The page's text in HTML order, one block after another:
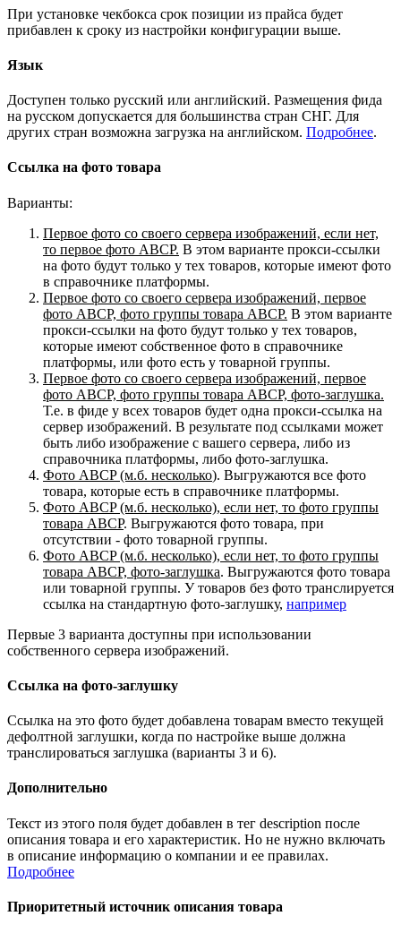
При установке чекбокса срок позиции из прайса будет
прибавлен к сроку из настройки конфигурации выше.
Язык
Доступен только русский или английский. Размещения фида
на русском допускается для большинства стран СНГ. Для
других стран возможна загрузка на английском. Подробнее.
Ссылка на фото товара
Варианты:
Первое фото со своего сервера изображений, если нет,
то первое фото ABCP. В этом варианте прокси-ссылки
на фото будут только у тех товаров, которые имеют фото
в справочнике платформы.
Первое фото со своего сервера изображений, первое
фото ABCP, фото группы товара ABCP. В этом варианте
прокси-ссылки на фото будут только у тех товаров,
которые имеют собственное фото в справочнике
платформы, или фото есть у товарной группы.
Первое фото со своего сервера изображений, первое
фото ABCP, фото группы товара ABCP, фото-заглушка.
Т.е. в фиде у всех товаров будет одна прокси-ссылка на
сервер изображений. В результате под ссылками может
быть либо изображение с вашего сервера, либо из
справочника платформы, либо фото-заглушка.
Фото ABCP (м.б. несколько). Выгружаются все фото
товара, которые есть в справочнике платформы.
Фото ABCP (м.б. несколько), если нет, то фото группы
товара ABCP. Выгружаются фото товара, при
отсутствии - фото товарной группы.
Фото ABCP (м.б. несколько), если нет, то фото группы
товара ABCP, фото-заглушка. Выгружаются фото товара
или товарной группы. У товаров без фото транслируется
ссылка на стандартную фото-заглушку, например
Первые 3 варианта доступны при использовании
собственного сервера изображений.
Ссылка на фото-заглушку
Ссылка на это фото будет добавлена товарам вместо текущей
дефолтной заглушки, когда по настройке выше должна
транслироваться заглушка (варианты 3 и 6).
Дополнительно
Текст из этого поля будет добавлен в тег description после
описания товара и его характеристик. Но не нужно включать
в описание информацию о компании и ее правилах.
Подробнее
Приоритетный источник описания товара